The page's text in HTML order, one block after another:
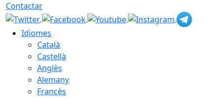
Contactar
Idiomes
Català
Castellà
Anglès
Alemany
Francès